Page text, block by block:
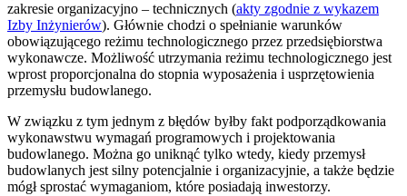
zakresie organizacyjno – technicznych (akty zgodnie z wykazem
Izby Inżynierów). Głównie chodzi o spełnianie warunków
obowiązującego reżimu technologicznego przez przedsiębiorstwa
wykonawcze. Możliwość utrzymania reżimu technologicznego jest
wprost proporcjonalna do stopnia wyposażenia i usprzętowienia
przemysłu budowlanego.
W związku z tym jednym z błędów byłby fakt podporządkowania
wykonawstwu wymagań programowych i projektowania
budowlanego. Można go uniknąć tylko wtedy, kiedy przemysł
budowlanych jest silny potencjalnie i organizacyjnie, a także będzie
mógł sprostać wymaganiom, które posiadają inwestorzy.